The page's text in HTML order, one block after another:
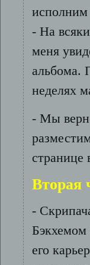
исполним
- На
меня
альбома.
неделях
- Мы
странице
Вторая
-
Бэкхемом
его